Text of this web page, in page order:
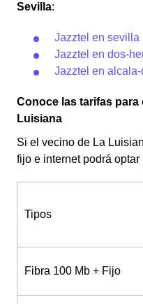
Sevilla:
Jazztel en sevilla
Jazztel en dos-
Jazztel en
Conoce las tarifas
Luisiana
Si el vecino de La
fijo e internet podrá
Tipos
Fibra 100 Mb + Fijo